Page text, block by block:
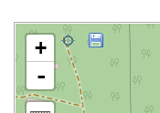
+
-